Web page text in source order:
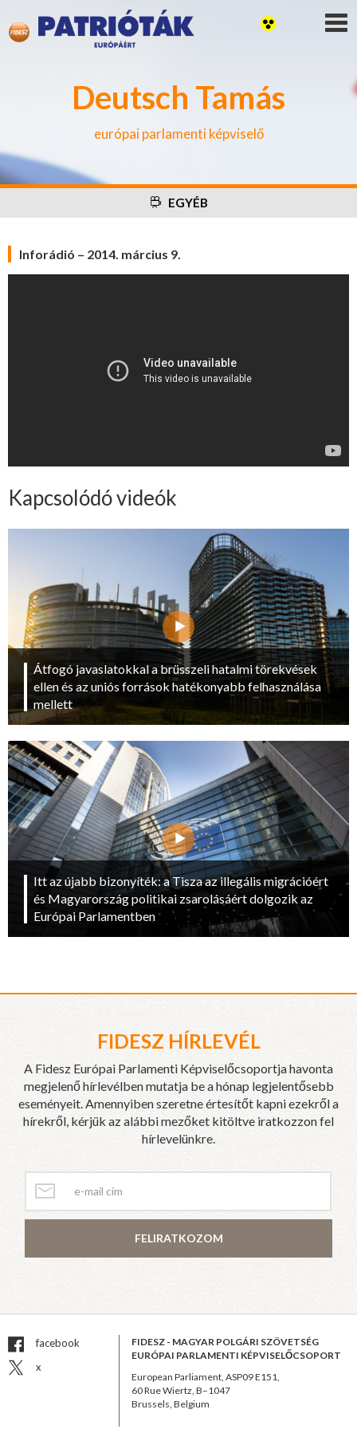
Deutsch Tamás
európai parlamenti képviselő
EGYÉB
Inforádió – 2014. március 9.
Kapcsolódó videók
Átfogó javaslatokkal a brüsszeli hatalmi törekvések
ellen és az uniós források hatékonyabb felhasználása
mellett
Itt az újabb bizonyíték: a Tisza az illegális migrációért
és Magyarország politikai zsarolásáért dolgozik az
Európai Parlamentben
FIDESZ HÍRLEVÉL
A Fidesz Európai Parlamenti Képviselőcsoportja havonta
megjelenő hírlevélben mutatja be a hónap legjelentősebb
eseményeit. Amennyiben szeretne értesítőt kapni ezekről a
hírekről, kérjük az alábbi mezőket kitöltve iratkozzon fel
hírlevelünkre.
FELIRATKOZOM
facebook
x
FIDESZ - MAGYAR POLGÁRI SZÖVETSÉG
EURÓPAI PARLAMENTI KÉPVISELŐCSOPORT
European Parliament, ASP09 E151,
60 Rue Wiertz, B–1047
Brussels, Belgium